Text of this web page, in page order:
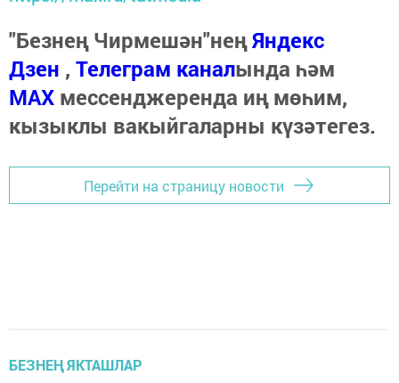
"Безнең Чирмешән"неңЯндекс
Дзен , Телеграм каналында һәм
МАХ мессенджеренда иң мөһим,
кызыклы вакыйгаларны күзәтегез.
Перейти на страницу новости
БЕЗНЕҢ ЯКТАШЛАР